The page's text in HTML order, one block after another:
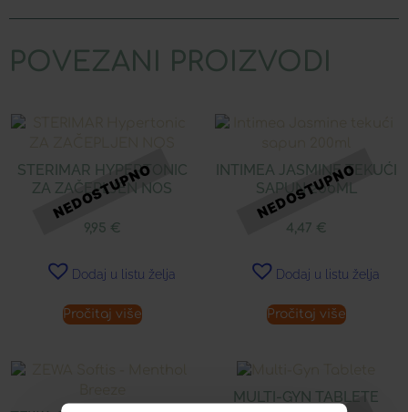
POVEZANI PROIZVODI
STERIMAR HYPERTONIC
ZA ZAČEPLJEN NOS
9,95 €
Dodaj u listu želja
Pročitaj više
INTIMEA JASMINE TEKUĆI
SAPUN 200ML
4,47 €
Dodaj u listu želja
Pročitaj više
MULTI-GYN TABLETE